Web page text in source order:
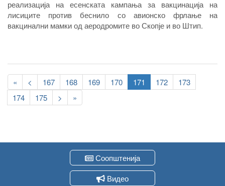
Украина и Русија.
реализација на есенската кампања за вакцинација на
лисиците против беснило со авионско фрлање на
вакцинални мамки од аеродромите во Скопје и во Штип.
Pagination
First
page
«
Previous
page
< Page
167 Page
168 Page
169 Page
170
Current
page
171 Page
172 Page
173
Page
174 Page
175
Следна
страна
>
Last
page
»
Соопштенија
Видео